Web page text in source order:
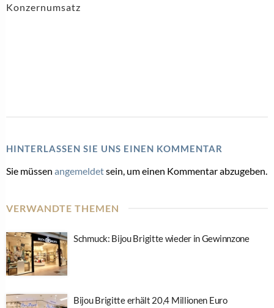
Konzernumsatz
HINTERLASSEN SIE UNS EINEN KOMMENTAR
Sie müssen angemeldetsein, um einen Kommentar abzugeben.
VERWANDTE THEMEN
Schmuck: Bijou Brigitte wieder in Gewinnzone
Bijou Brigitte erhält 20,4 Millionen Euro